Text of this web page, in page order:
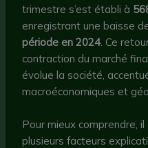
trimestre s’est établi à
enregistrant une baisse
période en 2024. Ce
contraction du marché
évolue la société,
macroéconomiques et
Pour mieux comprendre,
plusieurs facteurs